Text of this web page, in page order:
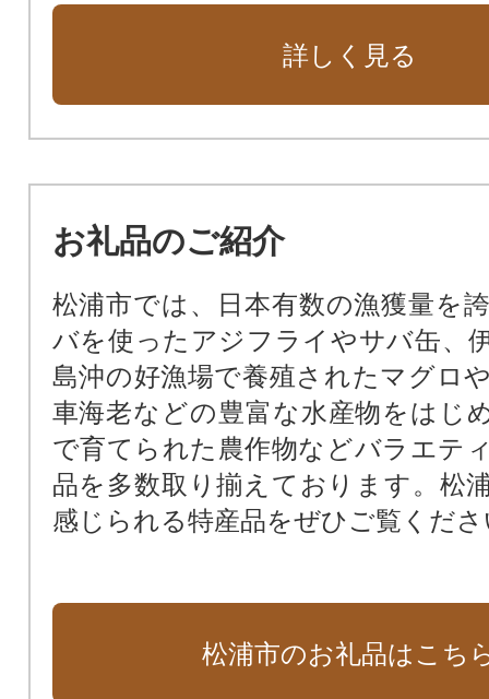
松浦高校支援プロジェクト（まつ
きらり事業）
子育て世帯に安心医療費助成（
と」きらり事業）
ち」きらり事業）
市民の足である松浦鉄道の支援事
「まち」きらり事業）
鷹島海底遺跡の調査研究・保存・
つうら「まち」きらり事業）
指定なし（市長におまかせ）
詳しく見る
お礼品のご紹介
松浦市では、日本有数の漁獲量を
バを使ったアジフライやサバ缶、
島沖の好漁場で養殖されたマグロ
車海老などの豊富な水産物をはじ
で育てられた農作物などバラエテ
品を多数取り揃えております。松
感じられる特産品をぜひご覧くだ
松浦市のお礼品はこち